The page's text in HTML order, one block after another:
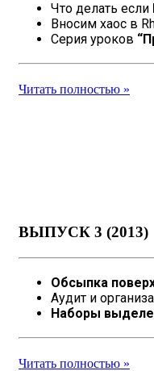
Что делать если
Вносим хаос в
Серия уроков
Читать полностью »
ВЫПУСК 3 (2013)
Обсыпка
Аудит и
Наборы
Читать полностью »